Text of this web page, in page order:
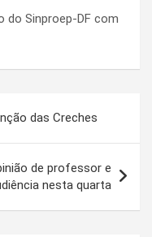
do Sinproep-DF com
das Creches
de professor e
nesta quarta